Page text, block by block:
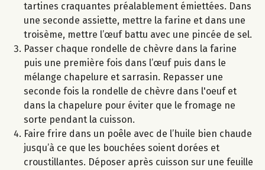
tartines craquantes préalablement émiettées. Dans
une seconde assiette, mettre la farine et dans une
troisème, mettre l’œuf battu avec une pincée de sel.
Passer chaque rondelle de chèvre dans la farine
puis une première fois dans l’œuf puis dans le
mélange chapelure et sarrasin. Repasser une
seconde fois la rondelle de chèvre dans l'oeuf et
dans la chapelure pour éviter que le fromage ne
sorte pendant la cuisson.
Faire frire dans un poêle avec de l’huile bien chaude
jusqu’à ce que les bouchées soient dorées et
croustillantes. Déposer après cuisson sur une feuille